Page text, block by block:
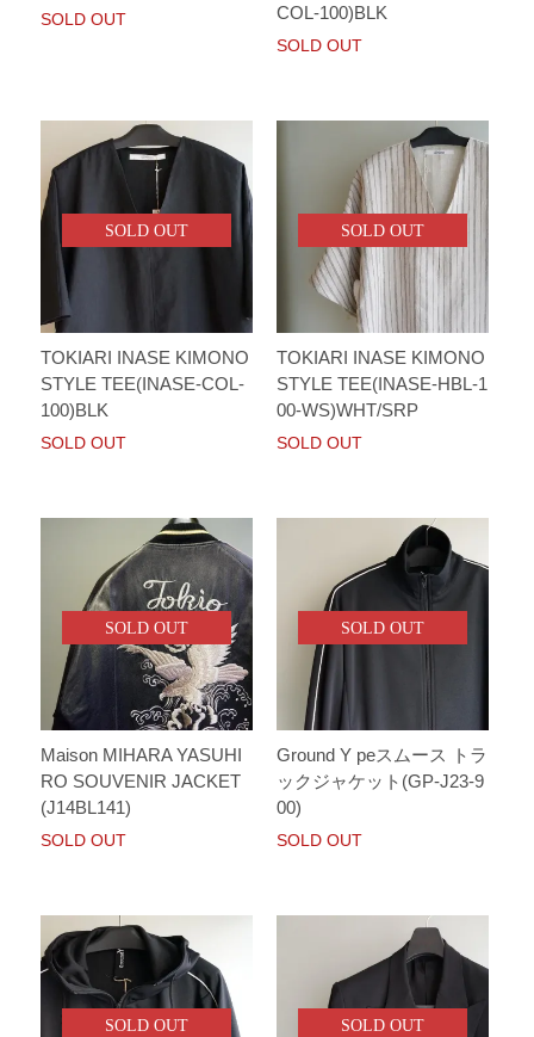
SOLD OUT
COL-100)BLK
SOLD OUT
SOLD OUT
TOKIARI INASE KIMONO
STYLE TEE(INASE-COL-
100)BLK
SOLD OUT
SOLD OUT
TOKIARI INASE KIMONO
STYLE TEE(INASE-HBL-1
00-WS)WHT/SRP
SOLD OUT
SOLD OUT
Maison MIHARA YASUHI
RO SOUVENIR JACKET
(J14BL141)
SOLD OUT
SOLD OUT
Ground Y peスムース トラ
ックジャケット(GP-J23-9
00)
SOLD OUT
SOLD OUT SOLD OUT